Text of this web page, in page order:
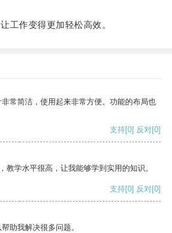
作变得更加轻松高效。
常简洁，使用起来非常方便。功能的布局也
支持[0] 反对[0]
教学水平很高，让我能够学到实用的知识。
支持[0] 反对[0]
助我解决很多问题。